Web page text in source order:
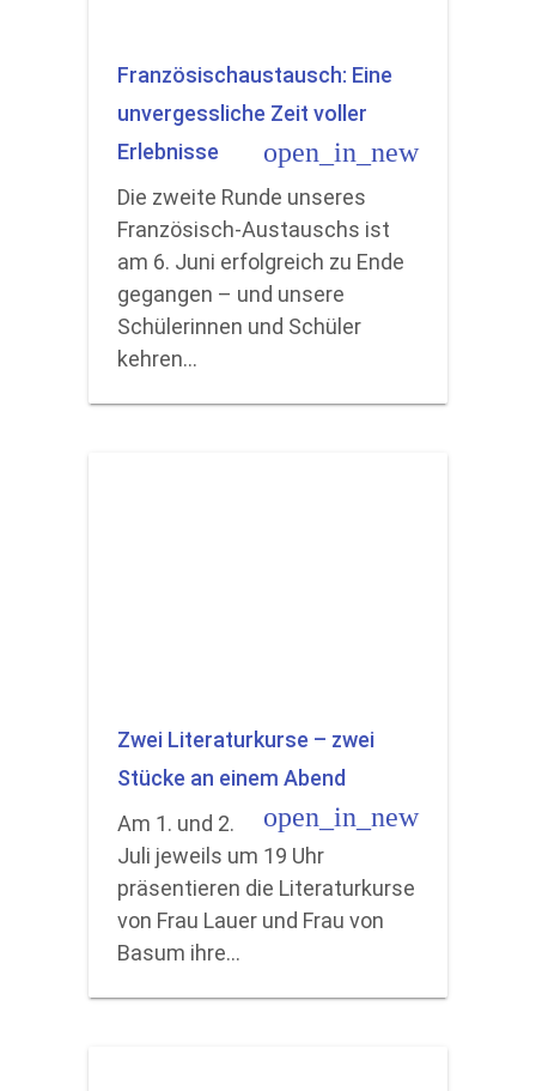
Französischaustausch: Eine
unvergessliche Zeit voller
Erlebnisse
open_in_new
Die zweite Runde unseres
Französisch-Austauschs ist
am 6. Juni erfolgreich zu Ende
gegangen – und unsere
Schülerinnen und Schüler
kehren…
Zwei Literaturkurse – zwei
Stücke an einem Abend
open_in_new
Am 1. und 2.
Juli jeweils um 19 Uhr
präsentieren die Literaturkurse
von Frau Lauer und Frau von
Basum ihre…